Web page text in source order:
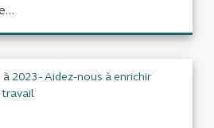
à2023 - Aidez-nous à enrichir